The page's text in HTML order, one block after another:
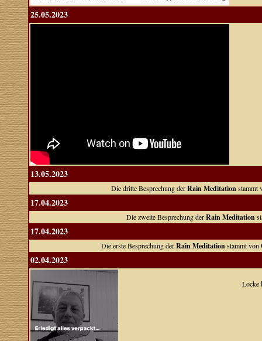
25.05.2023
13.05.2023
Die dritte Besprechung derRain Meditationstammt
17.04.2023
Die zweite Besprechung derRain Meditation
17.04.2023
Die erste Besprechung derRain Meditation stammt von
02.04.2023
Locke